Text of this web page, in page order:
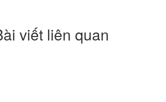
viết liên quan